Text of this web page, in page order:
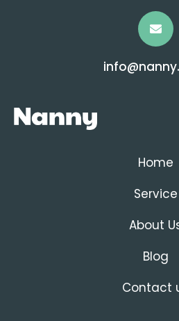
Home
Service
About
Blog
Contact